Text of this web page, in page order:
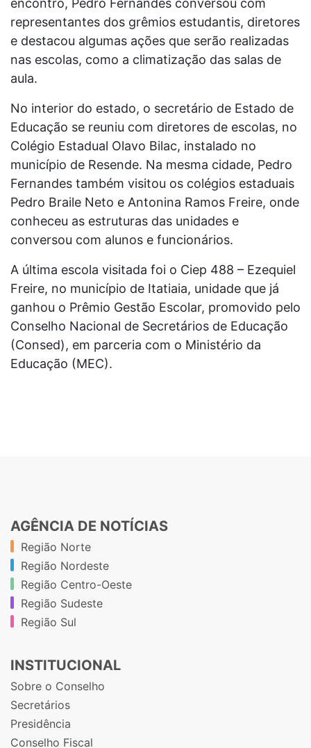
representantes dos grêmios estudantis, diretores
e destacou algumas ações que serão realizadas
nas escolas, como a climatização das salas de
aula.
No interior do estado, o secretário de Estado de
Educação se reuniu com diretores de escolas, no
Colégio Estadual Olavo Bilac, instalado no
município de Resende. Na mesma cidade, Pedro
Fernandes também visitou os colégios estaduais
Pedro Braile Neto e Antonina Ramos Freire, onde
conheceu as estruturas das unidades e
conversou com alunos e funcionários.
A última escola visitada foi o Ciep 488 – Ezequiel
Freire, no município de Itatiaia, unidade que já
ganhou o Prêmio Gestão Escolar, promovido pelo
Conselho Nacional de Secretários de Educação
(Consed), em parceria com o Ministério da
Educação (MEC).
AGÊNCIA DE NOTÍCIAS
Região Norte
Região Nordeste
Região Centro-Oeste
Região Sudeste
Região Sul
INSTITUCIONAL
Sobre o Conselho
Secretários
Presidência
Conselho Fiscal